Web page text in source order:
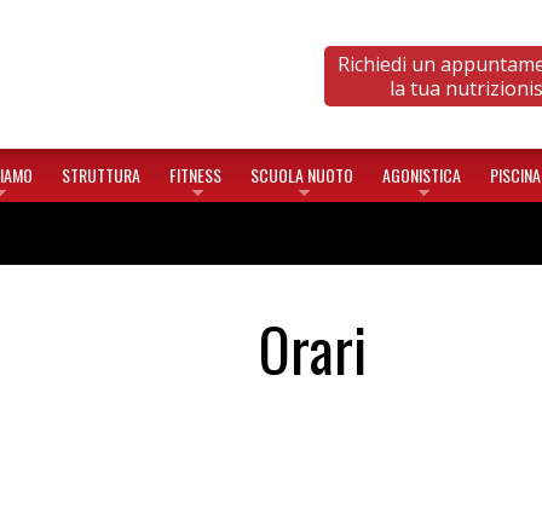
Richiedi un
la tua
STRUTTURA FITNESS SCUOLA NUOTO AGONISTICA
Orari